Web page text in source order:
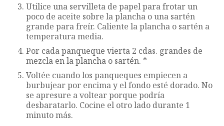
Utilice una servilleta de papel para frotar un
poco de aceite sobre la plancha o una sartén
grande para freír. Caliente la plancha o sartén a
temperatura media.
Por cada panqueque vierta 2 cdas. grandes de
mezcla en la plancha o sartén. *
Voltée cuando los panqueques empiecen a
burbujear por encima y el fondo esté dorado. No
se apresure a voltear porque podría
desbaratarlo. Cocine el otro lado durante 1
minuto más.